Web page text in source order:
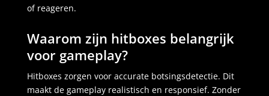
of reageren.
Waarom zijn hitboxes belangrijk
voor gameplay?
Hitboxes zorgen voor accurate botsingsdetectie. Dit
maakt de gameplay realistisch en responsief. Zonder